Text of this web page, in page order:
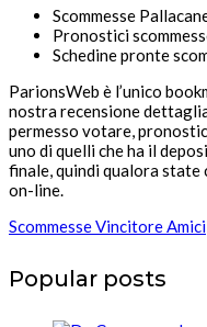
Scommesse
Pronostici
Schedine pronte
ParionsWeb è l’unico
nostra recensione
permesso votare,
uno di quelli che ha il
finale, quindi qualora state
on-line.
Scommesse Vincitore Amici
Popular posts